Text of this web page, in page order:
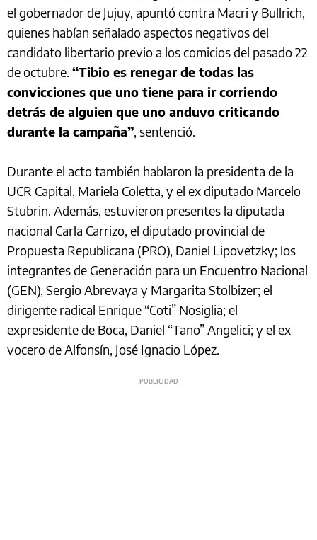
el gobernador de Jujuy, apuntó contra Macri y Bullrich,
quienes habían señalado aspectos negativos del
candidato libertario previo a los comicios del pasado 22
de octubre. “Tibio es renegar de todas las
convicciones que uno tiene para ir corriendo
detrás de alguien que uno anduvo criticando
durante la campaña”, sentenció.
Durante el acto también hablaron la presidenta de la
UCR Capital, Mariela Coletta, y el ex diputado Marcelo
Stubrin. Además, estuvieron presentes la diputada
nacional Carla Carrizo, el diputado provincial de
Propuesta Republicana (PRO), Daniel Lipovetzky; los
integrantes de Generación para un Encuentro Nacional
(GEN), Sergio Abrevaya y Margarita Stolbizer; el
dirigente radical Enrique “Coti” Nosiglia; el
expresidente de Boca, Daniel “Tano” Angelici; y el ex
vocero de Alfonsín, José Ignacio López.